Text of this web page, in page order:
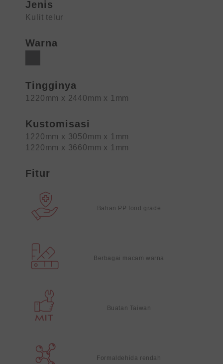
Jenis
Kulit telur
Warna
Tingginya
1220mm x 2440mm x 1mm
Kustomisasi
1220mm x 3050mm x 1mm
1220mm x 3660mm x 1mm
Fitur
Bahan PP food grade
Berbagai macam warna
Buatan Taiwan
Formaldehida rendah